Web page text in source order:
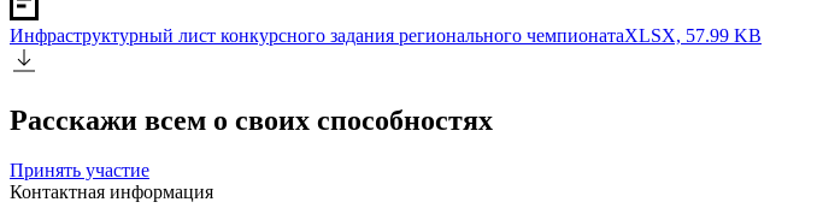
Инфраструктурный лист конкурсного задания регионального чемпионатаXLSX, 57.99 KB
Расскажи всем о своих способностях
Принять участие
Контактная информация